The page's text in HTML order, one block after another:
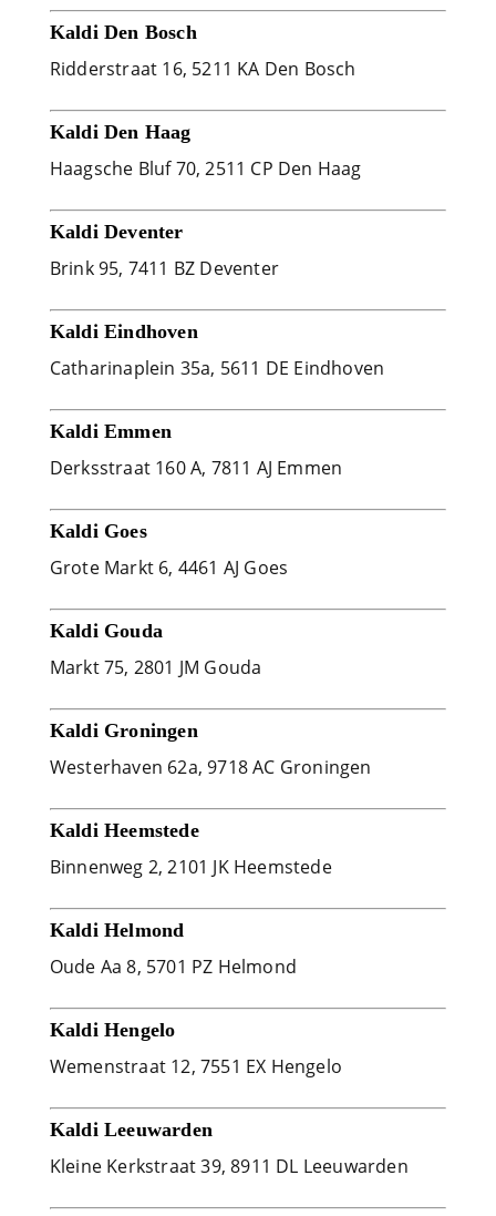
Kaldi Den Bosch
Ridderstraat 16, 5211 KA Den Bosch
Kaldi Den Haag
Haagsche Bluf 70, 2511 CP Den Haag
Kaldi Deventer
Brink 95, 7411 BZ Deventer
Kaldi Eindhoven
Catharinaplein 35a, 5611 DE Eindhoven
Kaldi Emmen
Derksstraat 160 A, 7811 AJ Emmen
Kaldi Goes
Grote Markt 6, 4461 AJ Goes
Kaldi Gouda
Markt 75, 2801 JM Gouda
Kaldi Groningen
Westerhaven 62a, 9718 AC Groningen
Kaldi Heemstede
Binnenweg 2, 2101 JK Heemstede
Kaldi Helmond
Oude Aa 8, 5701 PZ Helmond
Kaldi Hengelo
Wemenstraat 12, 7551 EX Hengelo
Kaldi Leeuwarden
Kleine Kerkstraat 39, 8911 DL Leeuwarden